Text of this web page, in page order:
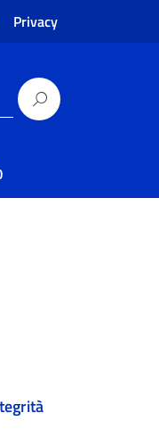
Privacy